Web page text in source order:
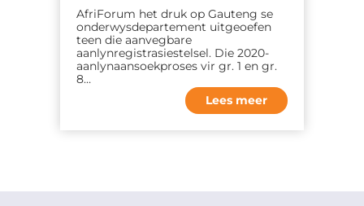
AfriForum het druk op Gauteng se
onderwysdepartement uitgeoefen
teen die aanvegbare
aanlynregistrasiestelsel. Die 2020-
aanlynaansoekproses vir gr. 1 en gr.
8…
Lees meer